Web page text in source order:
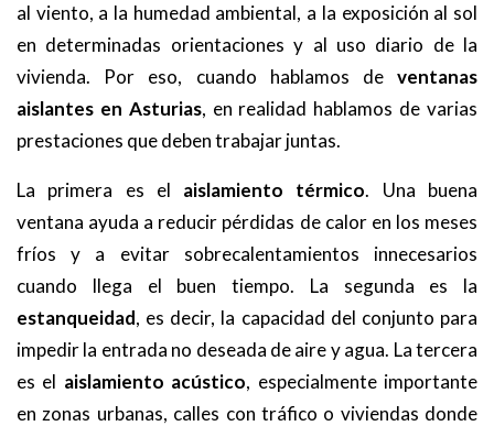
al viento, a la humedad ambiental, a la exposición al sol
en determinadas orientaciones y al uso diario de la
vivienda. Por eso, cuando hablamos de ventanas
aislantes en Asturias, en realidad hablamos de varias
prestaciones que deben trabajar juntas.
La primera es el aislamiento térmico. Una buena
ventana ayuda a reducir pérdidas de calor en los meses
fríos y a evitar sobrecalentamientos innecesarios
cuando llega el buen tiempo. La segunda es la
estanqueidad, es decir, la capacidad del conjunto para
impedir la entrada no deseada de aire y agua. La tercera
es el aislamiento acústico, especialmente importante
en zonas urbanas, calles con tráfico o viviendas donde